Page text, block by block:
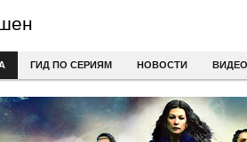
ГИД ПО СЕРИЯМ НОВОСТИ ВИДЕО